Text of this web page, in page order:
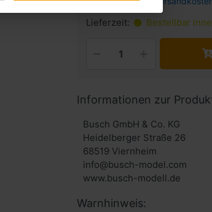
Lieferzeit: Bestellbar
Informationen zur
Busch GmbH & Co. KG
Heidelberger Straße 26
68519 Viernheim
info@busch-model.com
www.busch-modell.de
Warnhinweis: